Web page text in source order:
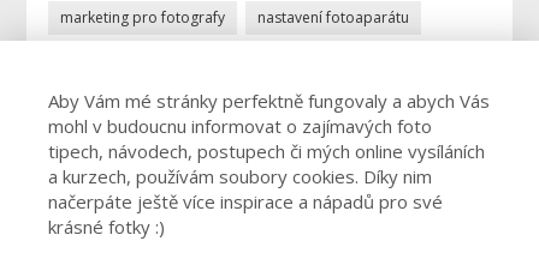
marketing pro fotografy nastavení fotoaparátu
profese fotograf profesionální fotograf
vydělávání focením úprava fotek úprava fotografií
živnost fotograf
Aby Vám mé stránky perfektně fungovaly a abych Vás
mohl v budoucnu informovat o zajímavých foto
tipech, návodech, postupech či mých online vysíláních
a kurzech, používám soubory cookies. Díky nim
načerpáte ještě více inspirace a nápadů pro své
krásné fotky :)